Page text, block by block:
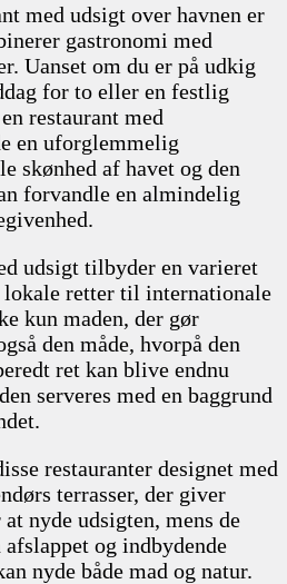
med udsigt over havnen er
gastronomi med
Uanset om du er på udkig
for to eller en festlig
restaurant med
en uforglemmelig
skønhed af havet og den
forvandle en almindelig
udsigt tilbyder en varieret
lokale retter til internationale
kun maden, der gør
den måde, hvorpå den
ret kan blive endnu
serveres med en baggrund
restauranter designet med
terrasser, der giver
nyde udsigten, mens de
og indbydende
nyde både mad og natur.